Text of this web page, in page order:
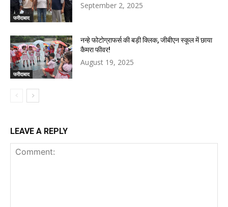
फरीदाबाद
September 2, 2025
फरीदाबाद
नन्हे फोटोग्राफर्स की बड़ी क्लिक, जीबीएन स्कूल में छाया
कैमरा फीवर!
August 19, 2025
LEAVE A REPLY